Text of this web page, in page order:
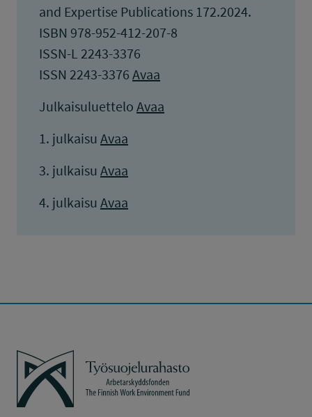
and Expertise Publications 172.2024.
ISBN 978-952-412-207-8
ISSN-L 2243-3376
ISSN 2243-3376 Avaa
Julkaisuluettelo Avaa
1. julkaisu Avaa
3. julkaisu Avaa
4. julkaisu Avaa
Työsuojelurahasto